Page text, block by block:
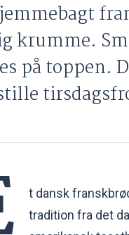
krumme.
på toppen.
t dansk
tradition fra det